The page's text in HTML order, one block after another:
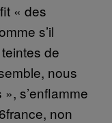
« des
s’il
de
nous
s’enflamme
non